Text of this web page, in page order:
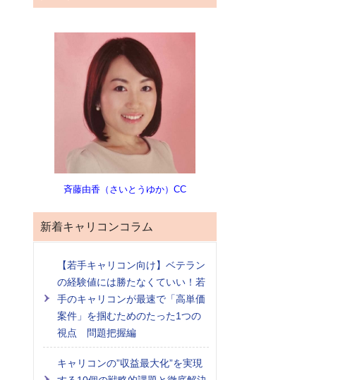
斉藤由香（さいとうゆか）CC
新着キャリコンコラム
【若手キャリコン向け】ベテラン
の経験値には勝たなくていい！若
手のキャリコンが最速で「高単価
案件」を掴むためのたった1つの
視点 問題把握編
キャリコンの”収益最大化”を実現